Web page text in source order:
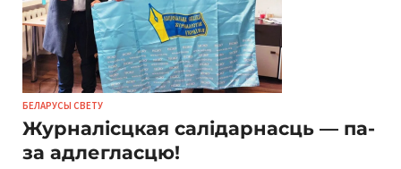
БЕЛАРУСЫ СВЕТУ
Журналісцкая салідарнасць — па-
за адлегласцю!